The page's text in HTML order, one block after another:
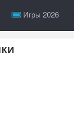
Игры 2026